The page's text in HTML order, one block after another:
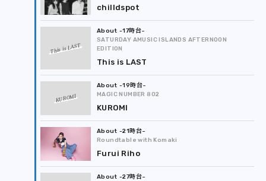
chilldspot
This is LAST
-17時台
SATURDAY AMUSIC ISLANDS AFTERNOON
EDITION
This is LAST
KUROMI
-19時台
MAGIC NUMBER 802
KUROMI
-21時台
Roundtable with Komaki
Furui Riho
-27時台